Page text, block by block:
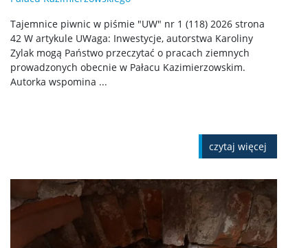
Tajemnice piwnic w piśmie "UW" nr 1 (118) 2026 strona
42 W artykule UWaga: Inwestycje, autorstwa Karoliny
Zylak mogą Państwo przeczytać o pracach ziemnych
prowadzonych obecnie w Pałacu Kazimierzowskim.
Autorka wspomina ...
czytaj więcej